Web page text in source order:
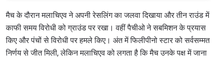
मैच के दौरान मलाचिएव ने अपनी रेसलिंग का जलवा दिखाया और तीन राउंड में
काफी समय विरोधी को ग्राउंड पर रखा। वहीं पैचीओ ने सबमिशन के प्रयास
किए और पंचों से विरोधी पर हमले किए। अंत में फिलीपीनो स्टार को सर्वसम्मत
निर्णय से जीत मिली, लेकिन मलाचिएव को लगता है कि मैच उनके पक्ष में जाना